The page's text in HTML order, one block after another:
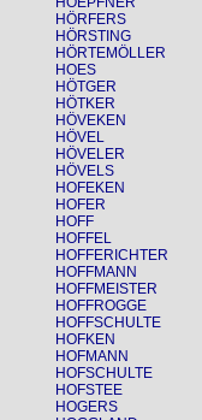
HÖRFERS
HÖRSTING
HÖRTEMÖLLER
HOES
HÖTGER
HÖTKER
HÖVEKEN
HÖVEL
HÖVELER
HÖVELS
HOFEKEN
HOFER
HOFF
HOFFEL
HOFFERICHTER
HOFFMANN
HOFFMEISTER
HOFFROGGE
HOFFSCHULTE
HOFKEN
HOFMANN
HOFSCHULTE
HOFSTEE
HOGERS